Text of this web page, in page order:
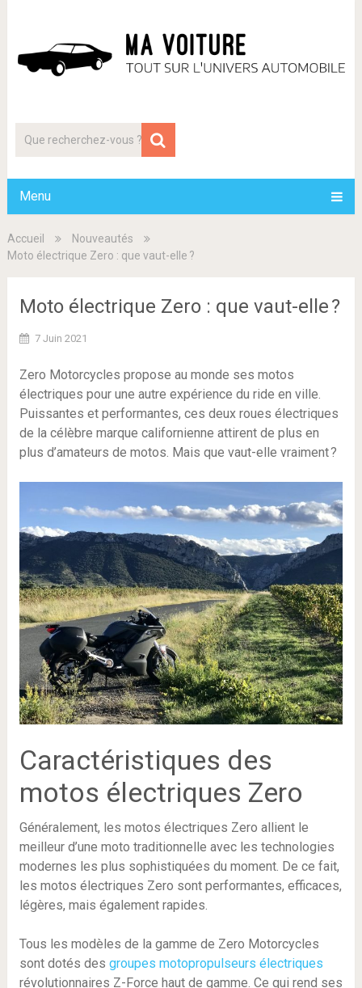
Menu
Accueil
Nouveautés
Moto électrique Zero : que vaut-elle ?
Moto électrique Zero : que vaut-elle ?
7 Juin 2021
Zero Motorcycles propose au monde ses motos
électriques pour une autre expérience du ride en ville.
Puissantes et performantes, ces deux roues électriques
de la célèbre marque californienne attirent de plus en
plus d’amateurs de motos. Mais que vaut-elle vraiment ?
Caractéristiques des
motos électriques Zero
Généralement, les motos électriques Zero allient le
meilleur d’une moto traditionnelle avec les technologies
modernes les plus sophistiquées du moment. De ce fait,
les motos électriques Zero sont performantes, efficaces,
légères, mais également rapides.
Tous les modèles de la gamme de Zero Motorcycles
sont dotés des groupes motopropulseurs électriques
révolutionnaires Z-Force haut de gamme. Ce qui rend ses